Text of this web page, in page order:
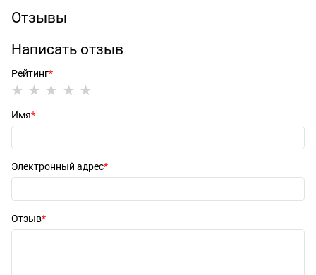
Отзывы
Написать отзыв
Рейтинг
Имя
Электронный адрес
Отзыв